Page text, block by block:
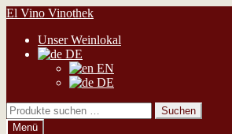
Zur
springen
Zum
springen
El Vino Vinothek
Unser Weinlokal
DE
EN
DE
Suchen
nach:
Suchen
Menü